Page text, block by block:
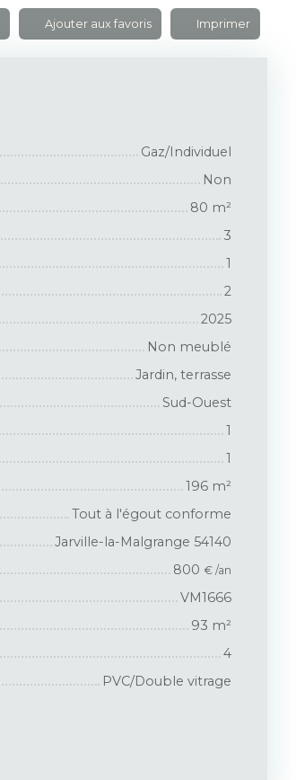
Ajouter aux favoris Imprimer
Gaz/Individuel
Non
80 m²
3
1
2
2025
Non meublé
Jardin, terrasse
Sud-Ouest
1
1
196 m²
Tout à l'égout conforme
Jarville-la-Malgrange 54140
800 € /an
VM1666
93 m²
4
PVC/Double vitrage